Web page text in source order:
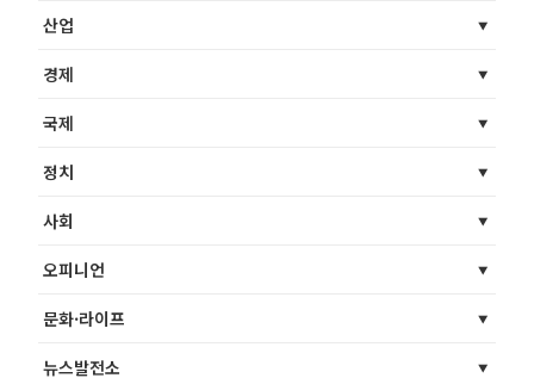
산업
경제
국제
정치
사회
오피니언
문화·라이프
뉴스발전소